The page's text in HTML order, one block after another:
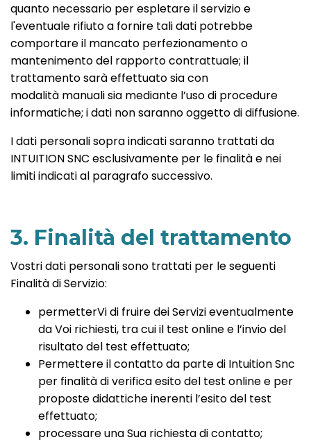
quanto necessario per espletare il servizio e
l'eventuale rifiuto a fornire tali dati potrebbe
comportare il mancato perfezionamento o
mantenimento del rapporto contrattuale; il
trattamento sarà effettuato sia con
modalità manuali sia mediante l’uso di procedure
informatiche; i dati non saranno oggetto di diffusione.
I dati personali sopra indicati saranno trattati da
INTUITION SNC esclusivamente per le finalità e nei
limiti indicati al paragrafo successivo.
3. Finalità del trattamento
Vostri dati personali sono trattati per le seguenti
Finalità di Servizio:
permetterVi di fruire dei Servizi eventualmente
da Voi richiesti, tra cui il test online e l’invio del
risultato del test effettuato;
Permettere il contatto da parte di Intuition Snc
per finalità di verifica esito del test online e per
proposte didattiche inerenti l’esito del test
effettuato;
processare una Sua richiesta di contatto;